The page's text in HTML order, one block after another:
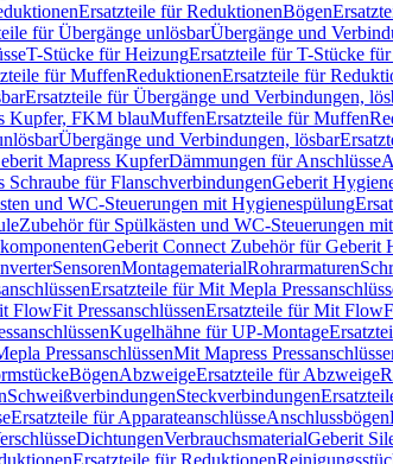
Ersatzteile für ReduktionenBögen
für Übergänge unlösbarÜbergänge und
T-Stücke für HeizungErsatzteile für T-Stücke
für MuffenReduktionenErsatzteile für
Ersatzteile für Übergänge und Verbindungen,
Kupfer, FKM blauMuffenErsatzteile für Muffen
Übergänge und Verbindungen, lösbar
Mapress KupferDämmungen für Anschlüsse
Schraube für FlanschverbindungenGeberit
und WC-Steuerungen mit Hygienespülung
Zubehör für Spülkästen und WC-Steuerungen
Geberit Connect Zubehör für Geberit
SensorenMontagematerialRohrarmaturen
Ersatzteile für Mit Mepla
FlowFit PressanschlüssenErsatzteile für Mit
Kugelhähne für UP-Montage
PressanschlüssenMit Mapress
BögenAbzweigeErsatzteile für Abzweige
SchweißverbindungenSteckverbindungen
Ersatzteile für ApparateanschlüsseAnschlussbögen
DichtungenVerbrauchsmaterialGeberit
Ersatzteile für Reduktionen